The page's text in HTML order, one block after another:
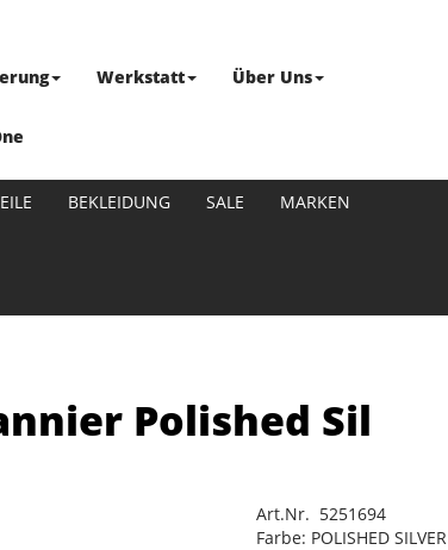
Werkstatt Über Uns
BEKLEIDUNG SALE MARKEN
Polished Sil
Art.Nr. 5251694
Farbe: POLISHED SILVER